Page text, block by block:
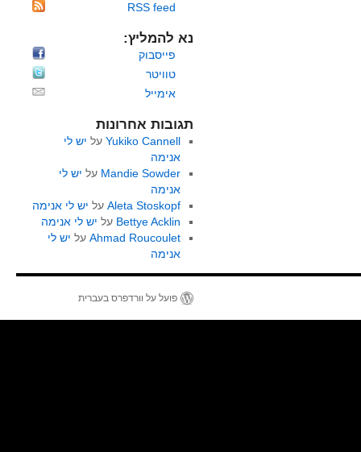
RSS feed
נא להמליץ:
פייסבוק
טוויטר
אימייל
תגובות אחרונות
Yukiko Cannellעל יש לי
אנימה
Mandie Sowder על יש לי
אנימה
Aleta Stoskopfעל יש לי אנימה
Bettye Acklin על יש לי אנימה
Ahmad Roucouletעל יש לי
אנימה
פועל על וורדפרס בעברית